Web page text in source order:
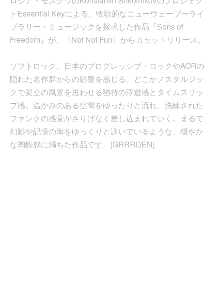
トEssential Keyによる、牧歌的なニューウェーブ〜ライ
ブラリー・ミュージックを探求した作品『Sons of
Freedom』が、〈Not Not Fun〉からカセットリリース。
ソフトロック、日本のプログレッシブ・ロックやAORの
隠れた名作群からの影響を感じる、どこかノスタルジッ
クで架空の風景を思わせる独特の浮遊感とタイムスリッ
プ感。温かみのある空間をゆったりと流れ、洗練された
ファンクの感覚がさりげなく差し込まれていく。まるで
幻影や記憶の海をゆっくりと泳いでいるような、穏やか
な陶酔感に満ちた作品です。[GRRRDEN]